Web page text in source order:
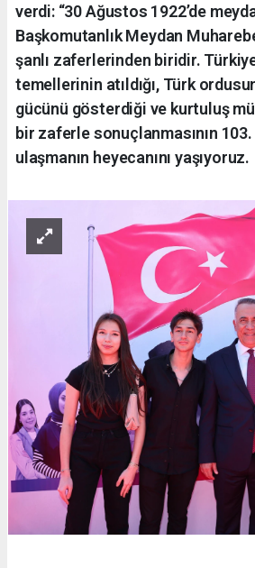
verdi: “30 Ağustos 1922’de
Başkomutanlık Meydan
şanlı zaferlerinden biridir.
temellerinin atıldığı, Türk
gücünü gösterdiği ve kurtuluş
bir zaferle sonuçlanmasının
ulaşmanın heyecanını yaşıyoruz.